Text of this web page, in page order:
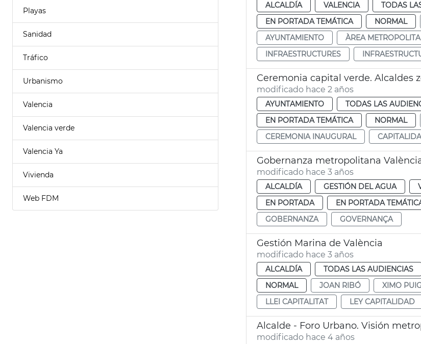
Playas
Sanidad
Tráfico
Urbanismo
Valencia
Valencia verde
Valencia Ya
Vivienda
Web FDM
ALCALDÍA VALENCIA TODAS
EN PORTADA TEMÁTICA
NORMAL
AYUNTAMIENTO
ÀREA
INFRAESTRUCTURES
Ceremonia capital verde. Alcaldes
modificado hace 2 años
AYUNTAMIENTO TODAS LAS
EN PORTADA TEMÁTICA
NORMAL
CEREMONIA INAUGURAL
Gobernanza metropolitana
modificado hace 3 años
ALCALDÍA GESTIÓN DEL AGUA
EN PORTADA
EN PORTADA
GOBERNANZA
GOVERNANÇA
Gestión Marina de València
modificado hace 3 años
ALCALDÍA TODAS LAS AUDIENCIAS
NORMAL
JOAN RIBÓ XIMO PUIG
LLEI CAPITALITAT
LEY CAPITALIDAD
Alcalde - Foro Urbano. Visión
modificado hace 4 años